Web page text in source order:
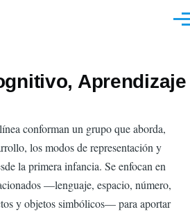
Aprendizaje
conforman un grupo que aborda,
los modos de representación y
la primera infancia. Se enfocan en
—lenguaje, espacio, número,
y objetos simbólicos— para aportar